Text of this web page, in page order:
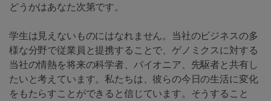
どうかはあなた次第です。
学生は見えないものにはなれません。当社のビジネスの多
様な分野で従業員と提携することで、ゲノミクスに対する
当社の情熱を将来の科学者、パイオニア、先駆者と共有し
たいと考えています。私たちは、彼らの今日の生活に変化
をもたらすことができると信じています。そうすること